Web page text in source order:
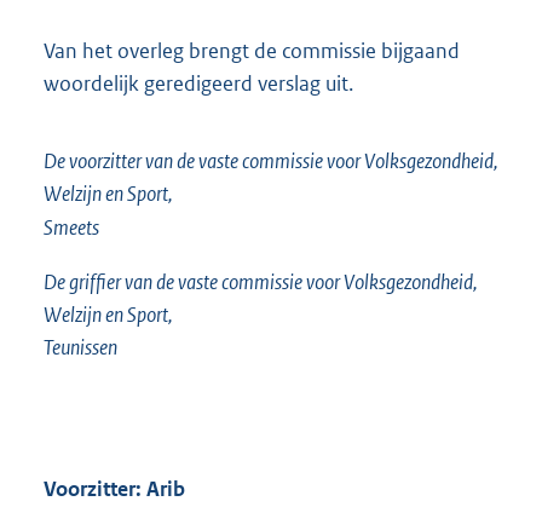
Van het overleg brengt de commissie bijgaand
woordelijk geredigeerd verslag uit.
De voorzitter van de vaste commissie voor Volksgezondheid,
Welzijn en Sport,
Smeets
De griffier van de vaste commissie voor Volksgezondheid,
Welzijn en Sport,
Teunissen
Voorzitter: Arib